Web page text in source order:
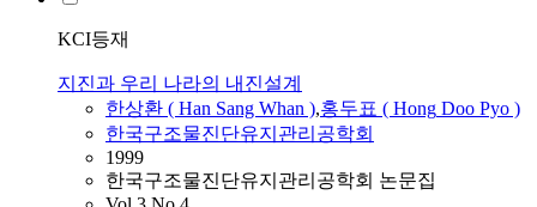
KCI등재
지진과 우리 나라의 내진설계
한상환 ( Han Sang Whan ),홍두표 ( Hong Doo Pyo )
한국구조물진단유지관리공학회
1999
한국구조물진단유지관리공학회 논문집